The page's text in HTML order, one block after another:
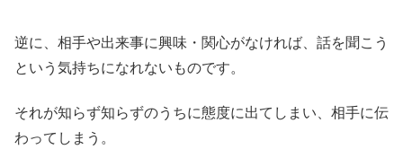
逆に、相手や出来事に興味・関心がなければ、話を聞こう
という気持ちになれないものです。
それが知らず知らずのうちに態度に出てしまい、相手に伝
わってしまう。